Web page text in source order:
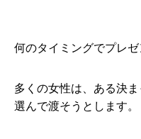
何のタイミングでプレゼ
多くの女性は、ある決
選んで渡そうとします。